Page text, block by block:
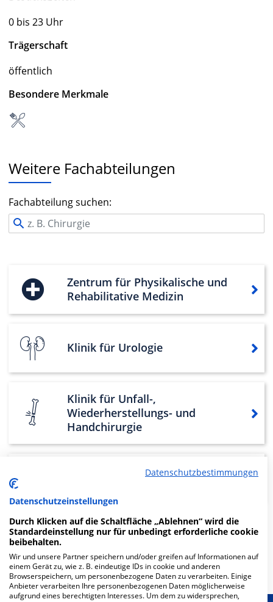
0 bis 23 Uhr
Trägerschaft
öffentlich
Besondere Merkmale
Weitere Fachabteilungen
Fachabteilung suchen:
Zentrum für Physikalische und
Rehabilitative Medizin
Klinik für Urologie
Klinik für Unfall-,
Wiederherstellungs- und
Handchirurgie
Klinik für Thoraxchirurgie
WeitereFachabteilungen 17
Mehr Informationen
Datenschutzbestimmungen
Datenschutzeinstellungen
Durch Klicken auf die Schaltfläche „Ablehnen“ wird die
Standardeinstellung nur für unbedingt erforderliche cookie
beibehalten.
Wir und unsere Partner speichern und/oder greifen auf Informationen auf
einem Gerät zu, wie z. B. eindeutige IDs in cookie und anderen
Browserspeichern, um personenbezogene Daten zu verarbeiten. Einige
Anbieter verarbeiten Ihre personenbezogenen Daten möglicherweise
aufgrund eines berechtigten Interesses. Um dem zu widersprechen,